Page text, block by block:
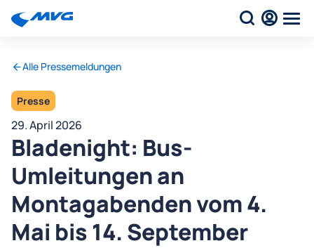
Alle Pressemeldungen
Presse
29. April 2026
Bladenight: Bus-
Umleitungen an
Montagabenden vom 4.
Mai bis 14. September